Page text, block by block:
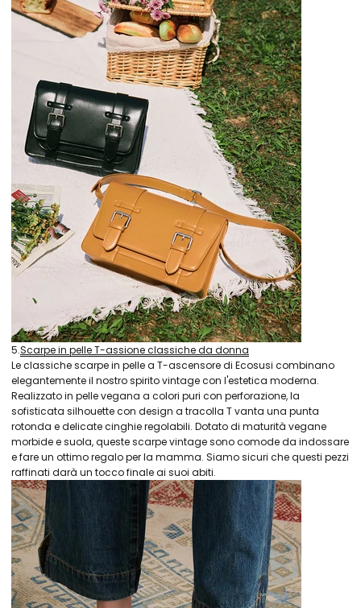
5.Scarpe in pelle T-assione classiche da donna
Le classiche scarpe in pelle a T-ascensore di Ecosusi combinano
elegantemente il nostro spirito vintage con l'estetica moderna.
Realizzato in pelle vegana a colori puri con perforazione, la
sofisticata silhouette con design a tracolla T vanta una punta
rotonda e delicate cinghie regolabili. Dotato di maturità vegane
morbide e suola, queste scarpe vintage sono comode da indossare
e fare un ottimo regalo per la mamma. Siamo sicuri che questi pezzi
raffinati darà un tocco finale ai suoi abiti.